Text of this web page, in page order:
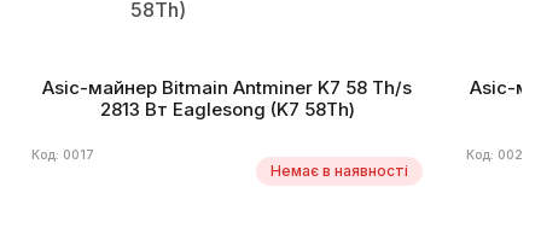
Asic-майнер Bitmain Antminer K7 58 Th/s
2813 Вт Eaglesong (K7 58Th)
Код: 0017
Немає в наявності
Asic-
Код: 0024